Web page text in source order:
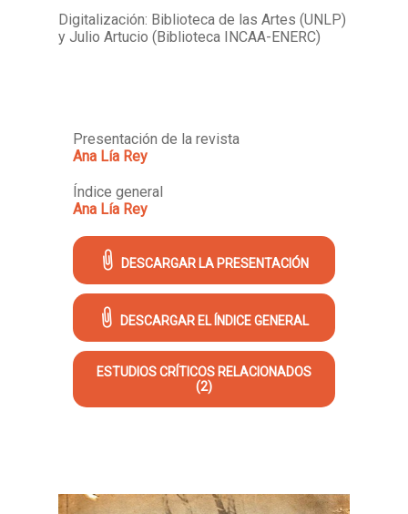
Digitalización: Biblioteca de las Artes (UNLP)
y Julio Artucio (Biblioteca INCAA-ENERC)
Presentación de la revista
Ana Lía Rey
Índice general
Ana Lía Rey
DESCARGAR LA PRESENTACIÓN
DESCARGAR EL ÍNDICE GENERAL
ESTUDIOS CRÍTICOS RELACIONADOS
(2)